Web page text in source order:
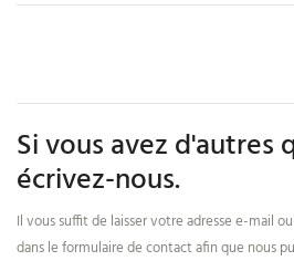
Si vous avez d'autres
écrivez-nous.
Il vous suffit de laisser votre adresse e-mail
dans le formulaire de contact afin que nous